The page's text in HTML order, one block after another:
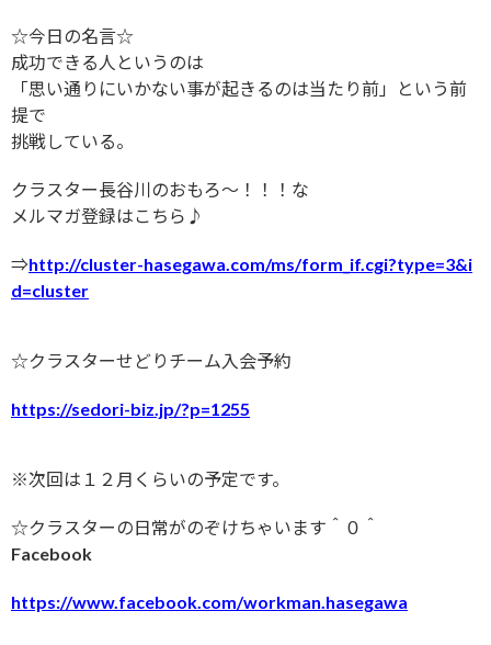
☆今日の名言☆
成功できる人というのは
「思い通りにいかない事が起きるのは当たり前」という前
提で
挑戦している。
クラスター長谷川のおもろ〜！！！な
メルマガ登録はこちら♪
⇒http://cluster-hasegawa.com/ms/form_if.cgi?type=3&i
d=cluster
☆クラスターせどりチーム入会予約
https://sedori-biz.jp/?p=1255
※次回は１２月くらいの予定です。
☆クラスターの日常がのぞけちゃいます＾０＾
Facebook
https://www.facebook.com/workman.hasegawa